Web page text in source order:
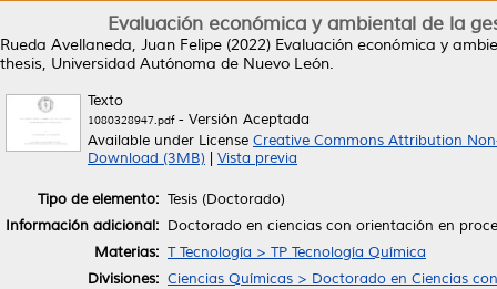
Evaluación económica y ambiental de la
Rueda Avellaneda, Juan Felipe (2022) Evaluación económica y
thesis, Universidad Autónoma de Nuevo León.
Texto
1080328947.pdf- Versión Aceptada
Available under License Creative Commons Attribution
Download (3MB)
Vista previa
Tipo de elemento: Tesis (Doctorado)
Información adicional: Doctorado en ciencias con orientación en
Materias: T Tecnología > TP Tecnología Química
Divisiones: Ciencias Químicas > Doctorado en Ciencias